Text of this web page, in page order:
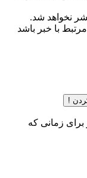
نخواهد شد.
با خبر باشد
!
زمانی که